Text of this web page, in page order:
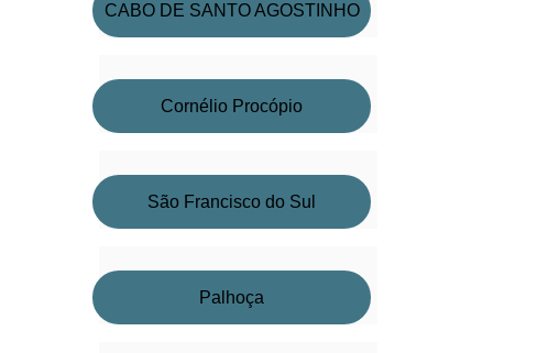
CABO DE SANTO AGOSTINHO
Cornélio Procópio
São Francisco do Sul
Palhoça